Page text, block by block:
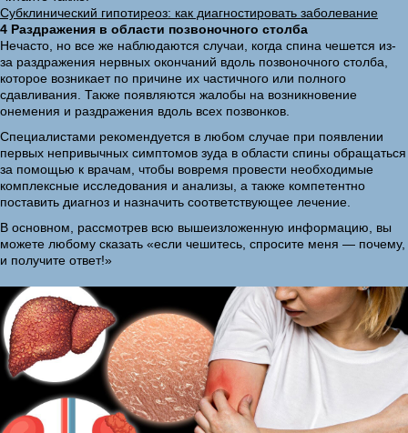
Субклинический гипотиреоз: как диагностировать заболевание
4 Раздражения в области позвоночного столба
Нечасто, но все же наблюдаются случаи, когда спина чешется из-
за раздражения нервных окончаний вдоль позвоночного столба,
которое возникает по причине их частичного или полного
сдавливания. Также появляются жалобы на возникновение
онемения и раздражения вдоль всех позвонков.
Специалистами рекомендуется в любом случае при появлении
первых непривычных симптомов зуда в области спины обращаться
за помощью к врачам, чтобы вовремя провести необходимые
комплексные исследования и анализы, а также компетентно
поставить диагноз и назначить соответствующее лечение.
В основном, рассмотрев всю вышеизложенную информацию, вы
можете любому сказать «если чешитесь, спросите меня — почему,
и получите ответ!»